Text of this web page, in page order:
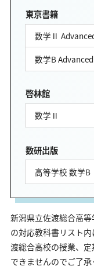
東京書籍
数学Ⅱ
数学B Advanced
啓林館
数学Ⅱ
数研出版
高等学校 数学B
新潟県立佐渡総合高
の対応教科書リスト
渡総合高校の授業、
できませんのでご了承